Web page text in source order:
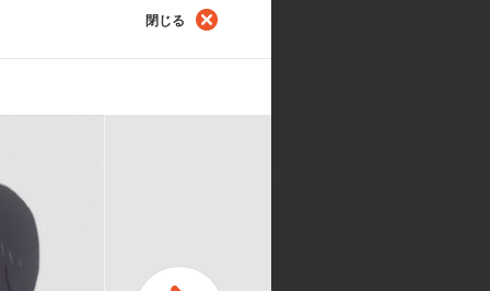
閉じる